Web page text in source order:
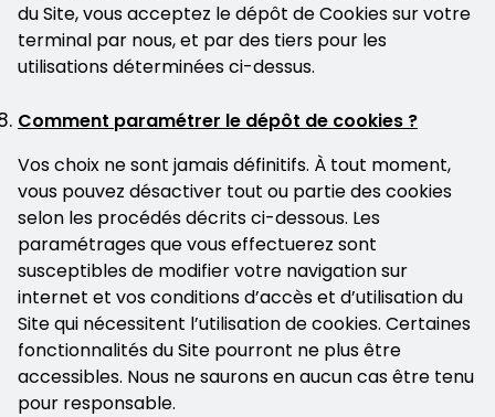
du Site, vous acceptez le dépôt de Cookies sur votre
terminal par nous, et par des tiers pour les
utilisations déterminées ci-dessus.
Comment paramétrer le dépôt de cookies ?
Vos choix ne sont jamais définitifs. À tout moment,
vous pouvez désactiver tout ou partie des cookies
selon les procédés décrits ci-dessous. Les
paramétrages que vous effectuerez sont
susceptibles de modifier votre navigation sur
internet et vos conditions d’accès et d’utilisation du
Site qui nécessitent l’utilisation de cookies. Certaines
fonctionnalités du Site pourront ne plus être
accessibles. Nous ne saurons en aucun cas être tenu
pour responsable.